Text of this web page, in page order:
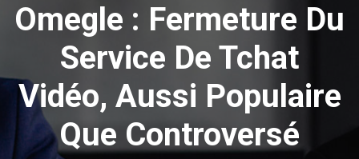
Omegle : Fermeture Du
Service De Tchat
Vidéo, Aussi Populaire
Que Controversé